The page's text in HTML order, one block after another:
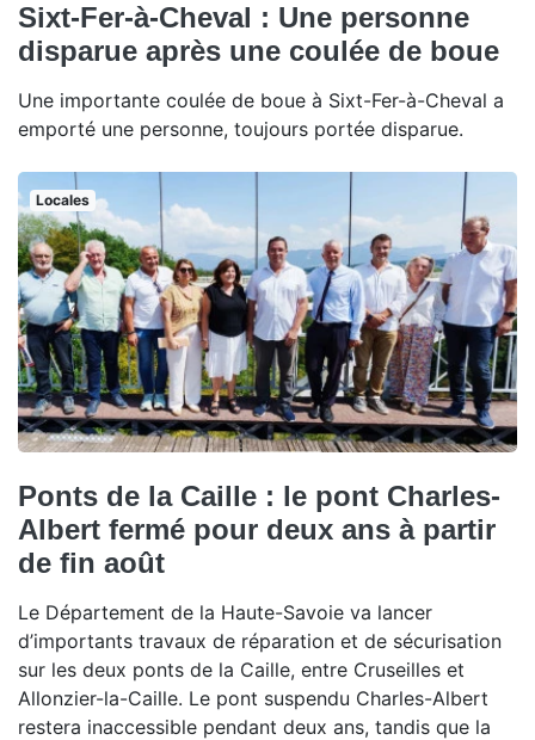
Sixt-Fer-à-Cheval : Une personne
disparue après une coulée de boue
Une importante coulée de boue à Sixt-Fer-à-Cheval a
emporté une personne, toujours portée disparue.
Locales
Ponts de la Caille : le pont Charles-
Albert fermé pour deux ans à partir
de fin août
Le Département de la Haute-Savoie va lancer
d’importants travaux de réparation et de sécurisation
sur les deux ponts de la Caille, entre Cruseilles et
Allonzier-la-Caille. Le pont suspendu Charles-Albert
restera inaccessible pendant deux ans, tandis que la